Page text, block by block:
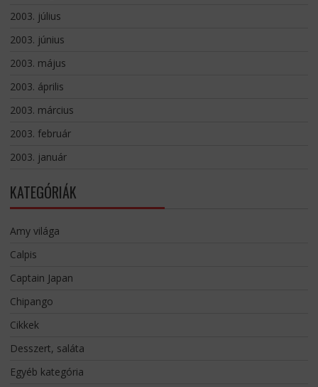
2003. július
2003. június
2003. május
2003. április
2003. március
2003. február
2003. január
KATEGÓRIÁK
Amy világa
Calpis
Captain Japan
Chipango
Cikkek
Desszert, saláta
Egyéb kategória